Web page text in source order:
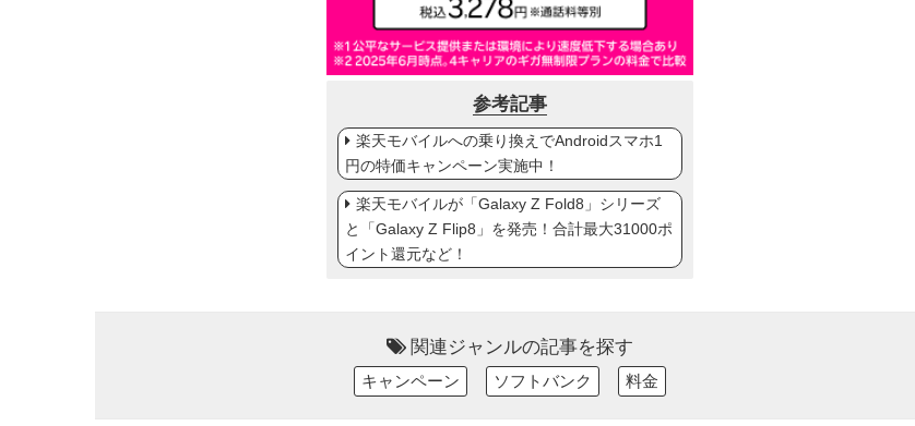
参考記事
楽天モバイルへの乗り換えでAndroidスマホ1
円の特価キャンペーン実施中！
楽天モバイルが「Galaxy Z Fold8」シリーズ
と「Galaxy Z Flip8」を発売！合計最大31000ポ
イント還元など！
関連ジャンルの記事を探す
キャンペーン ソフトバンク 料金